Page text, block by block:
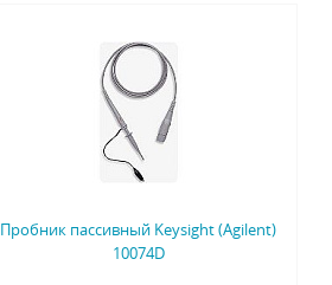
Пробник пассивный Keysight (Agilent)
10074D